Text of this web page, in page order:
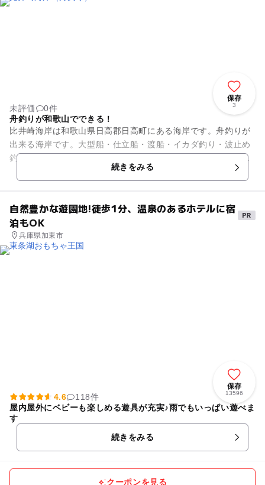
保存
3
未評価
0件
舟釣りが和歌山でできる！
比井崎海岸は和歌山県日高郡日高町にある海岸です。舟釣りが
出来る海岸です。大型船・仕立船・渡船・イカダ釣り・波止め
釣りなどが出来、漁業が盛んなので一年中賑わっています。煙
樹海岸県立自然公園の中にあ...続きをみる
自然豊かな遊園地!徒歩1分、温泉のあるホテルに宿
泊もOK
兵庫県加東市
保存
13596
4.6
118件
屋内屋外にベビーも楽しめる遊具が充実♪雨でもいっぱい遊べま
す
続きをみる
クーポンを見る